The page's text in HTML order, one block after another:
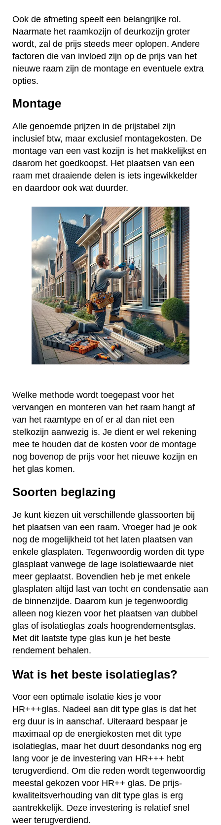
Ook de afmeting speelt een belangrijke rol.
Naarmate het raamkozijn of deurkozijn groter
wordt, zal de prijs steeds meer oplopen. Andere
factoren die van invloed zijn op de prijs van het
nieuwe raam zijn de montage en eventuele extra
opties.
Montage
Alle genoemde prijzen in de prijstabel zijn
inclusief btw, maar exclusief montagekosten. De
montage van een vast kozijn is het makkelijkst en
daarom het goedkoopst. Het plaatsen van een
raam met draaiende delen is iets ingewikkelder
en daardoor ook wat duurder.
Welke methode wordt toegepast voor het
vervangen en monteren van het raam hangt af
van het raamtype en of er al dan niet een
stelkozijn aanwezig is. Je dient er wel rekening
mee te houden dat de kosten voor de montage
nog bovenop de prijs voor het nieuwe kozijn en
het glas komen.
Soorten beglazing
Je kunt kiezen uit verschillende glassoorten bij
het plaatsen van een raam. Vroeger had je ook
nog de mogelijkheid tot het laten plaatsen van
enkele glasplaten. Tegenwoordig worden dit type
glasplaat vanwege de lage isolatiewaarde niet
meer geplaatst. Bovendien heb je met enkele
glasplaten altijd last van tocht en condensatie aan
de binnenzijde. Daarom kun je tegenwoordig
alleen nog kiezen voor het plaatsen van dubbel
glas of isolatieglas zoals hoogrendementsglas.
Met dit laatste type glas kun je het beste
rendement behalen.
Wat is het beste isolatieglas?
Voor een optimale isolatie kies je voor
HR+++glas. Nadeel aan dit type glas is dat het
erg duur is in aanschaf. Uiteraard bespaar je
maximaal op de energiekosten met dit type
isolatieglas, maar het duurt desondanks nog erg
lang voor je de investering van HR+++ hebt
terugverdiend. Om die reden wordt tegenwoordig
meestal gekozen voor HR++ glas. De prijs-
kwaliteitsverhouding van dit type glas is erg
aantrekkelijk. Deze investering is relatief snel
weer terugverdiend.